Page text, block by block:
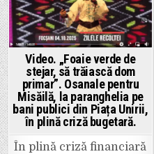
doi
ani
de
zile
și
oricum
nu
se
printre
avizele
de
Video. „Foaie verde de
stejar, să trăiască dom
primar”. Osanale pentru
Misăilă, la paranghelia pe
bani publici din Piața Unirii,
în plină criză bugetară.
În plină criză financiară